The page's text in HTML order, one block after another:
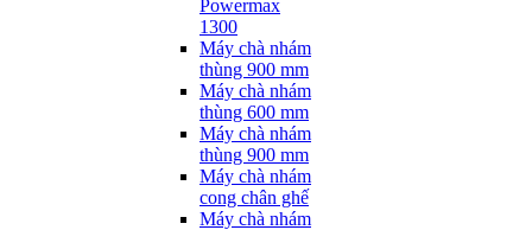
Powermax
1300
Máy chà nhám
thùng 900 mm
Máy chà nhám
thùng 600 mm
Máy chà nhám
thùng 900 mm
Máy chà nhám
cong chân ghế
Máy chà nhám